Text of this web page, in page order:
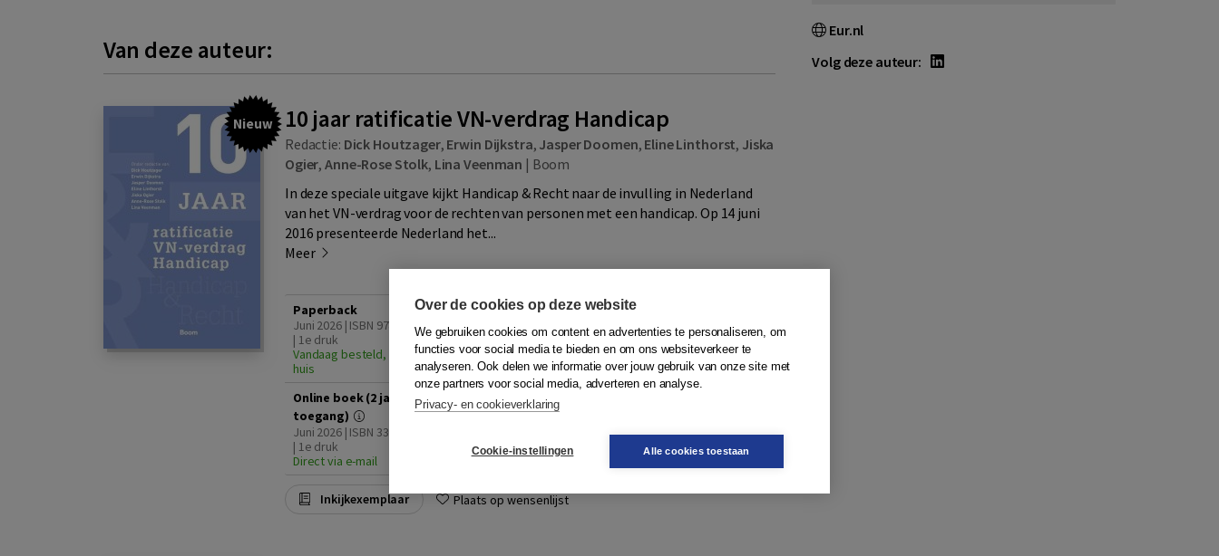
Van deze auteur:
Nieuw 10 jaar ratificatie VN-verdrag Handicap
Redactie: Dick Houtzager, Erwin Dijkstra, Jasper Doomen, Eline Linthorst, Jiska
Ogier,Anne-Rose Stolk, Lina Veenman | Boom
In deze speciale uitgave kijkt Handicap & Recht naar de invulling in Nederland
van het VN-verdrag voor de rechten van personen met een handicap. Op 14 juni
2016 presenteerde Nederland het...
Meer
Paperback
Juni 2026 | ISBN 9789047303480
| 1e druk
Vandaag besteld, dinsdag in
huis
27,50 Quantity
− + In winkelwagen
Online boek (2 jaar
toegang)
Juni 2026 | ISBN 3309010003863
| 1e druk
Direct via e-mail
Inkijkexemplaar Plaats op wensenlijst
Eur.nl
Volg deze auteur:
Over de cookies op deze website
We gebruiken cookies om content en advertenties te personaliseren, om
functies voor social media te bieden en om ons websiteverkeer te
analyseren. Ook delen we informatie over jouw gebruik van onze site met
onze partners voor social media, adverteren en analyse.
Privacy- en cookieverklaring
Cookie-instellingen Alle cookies toestaan